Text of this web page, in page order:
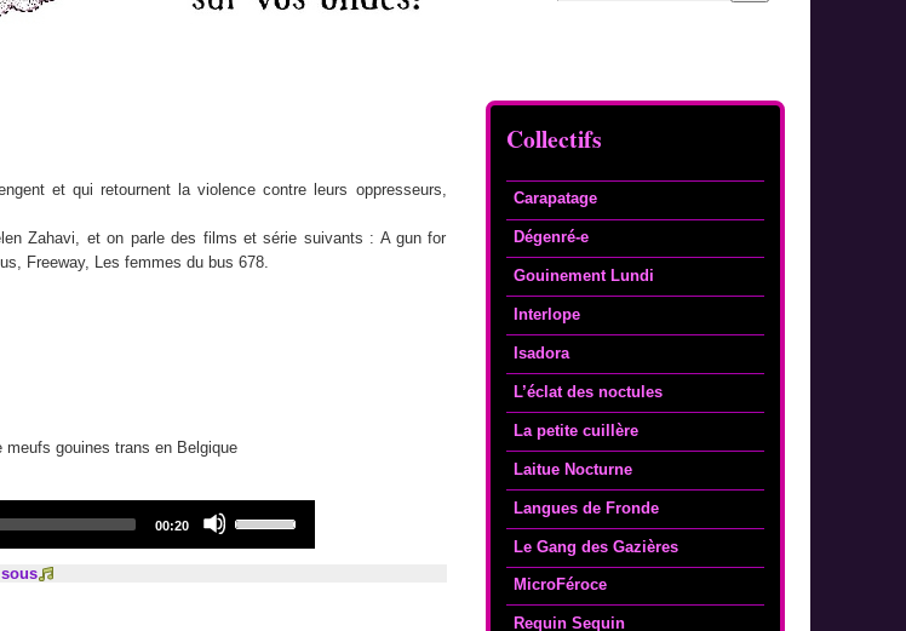
Collectifs
Carapatage
Dégenré-e
Gouinement Lundi
Interlope
Isadora
L’éclat des noctules
La petite cuillère
Laitue Nocturne
Langues de Fronde
Le Gang des Gazières
MicroFéroce
Requin Sequin
et qui retournent la violence contre leurs oppresseurs,
Zahavi, et on parle des films et série suivants : A gun for
Freeway, Les femmes du bus 678.
meufs gouines trans en Belgique
Total
00:20
Up/Down